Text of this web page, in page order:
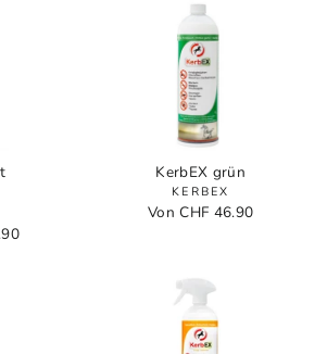
KerbEX grün
KERBEX
Von CHF 46.90